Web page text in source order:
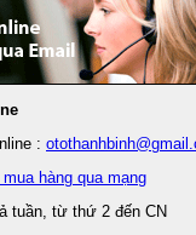
:
hàng qua mạng
tuần, từ thứ 2 đến CN